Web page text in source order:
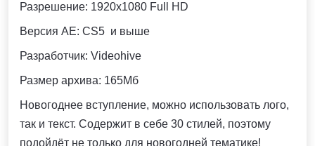
Разрешение: 1920x1080 Full HD
Версия AE: CS5 и выше
Разработчик: Videohive
Размер архива: 165Мб
Новогоднее вступление, можно использовать лого,
так и текст. Содержит в себе 30 стилей, поэтому
подойдёт не только для новогодней тематике!